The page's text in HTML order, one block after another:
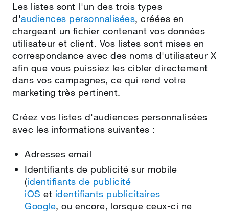
Les listes sont l'un des trois types
d'audiences personnalisées, créées en
chargeant un fichier contenant vos données
utilisateur et client. Vos listes sont mises en
correspondance avec des noms d'utilisateur X
afin que vous puissiez les cibler directement
dans vos campagnes, ce qui rend votre
marketing très pertinent.
Créez vos listes d'audiences personnalisées
avec les informations suivantes :
Adresses email
Identifiants de publicité sur mobile
(identifiants de publicité
iOS et identifiants publicitaires
Google, ou encore, lorsque ceux‑ci ne